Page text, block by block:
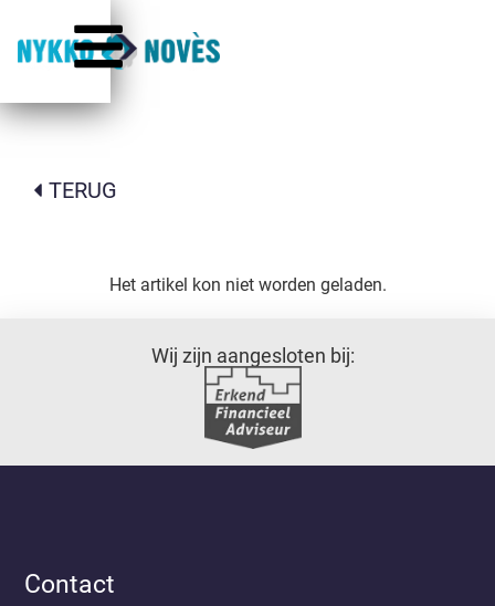
TERUG
Het artikel kon niet worden geladen.
Wij zijn aangesloten bij:
Contact